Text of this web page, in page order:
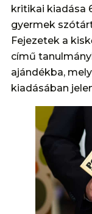
kritikai kiadása
gyermek
Fejezetek a
című
ajándékba,
kiadásában